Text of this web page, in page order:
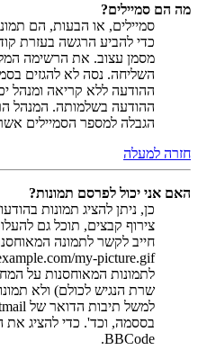
מה הם סמיילים?
סמיילים, או הבעות, הם
כדי להביע הרגשה בעזרת
מסמן עצוב. את הרשימה
השליחה. נסה לא להגזים
ההודעה ללא קריאה ומנהל
ההודעה בשלמותה. המנהל
הגבלה למספר הסמיילים
חזרה למעלה
האם אני יכול לפרסם תמונות?
כן, ניתן להציג תמונות
צירוף קבצים, תוכל גם
חייב לקשר לתמונה
לתמונות המאוחסנות על
שרת הנגיש לכולם) ולא
BBCode.